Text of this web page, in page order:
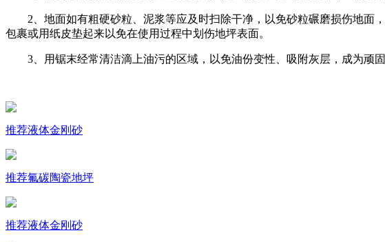
2、地面如有粗硬砂粒、泥浆等应及时扫除干净，以免砂粒碾磨损伤地
包裹或用纸皮垫起来以免在使用过程中划伤地坪表面。
3、用锯末经常清洁滴上油污的区域，以免油份变性、吸附灰层，成为顽
推荐液体金刚砂
推荐氟碳陶瓷地坪
推荐液体金刚砂